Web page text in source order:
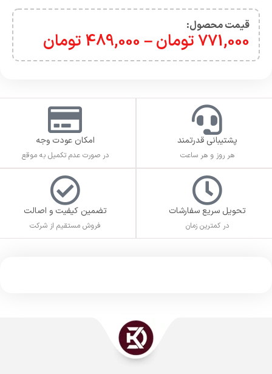
قیمت محصول:​
771,000تومان–
489,000 تومان
پشتیبانی قدرتمند
هر روز و هر ساعت
امکان عودت وجه
در صورت عدم تکمیل به موقع
تحویل سریع سفارشات
در کمترین زمان
تضمین کیفیت و اصالت
فروش مستقیم از شرکت